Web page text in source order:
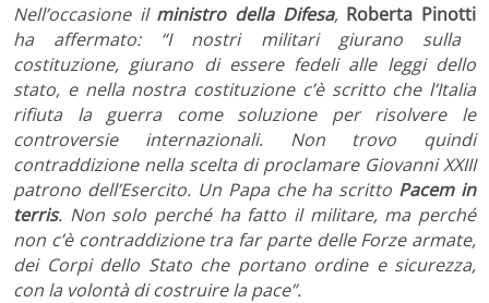
Nell’occasione il ministro della Difesa, Roberta Pinotti
ha affermato: “I nostri militari giurano sulla
costituzione, giurano di essere fedeli alle leggi dello
stato, e nella nostra costituzione c’è scritto che l’Italia
rifiuta la guerra come soluzione per risolvere le
controversie internazionali. Non trovo quindi
contraddizione nella scelta di proclamare Giovanni XXIII
patrono dell’Esercito. Un Papa che ha scritto Pacem in
terris. Non solo perché ha fatto il militare, ma perché
non c’è contraddizione tra far parte delle Forze armate,
dei Corpi dello Stato che portano ordine e sicurezza,
con la volontà di costruire la pace”.